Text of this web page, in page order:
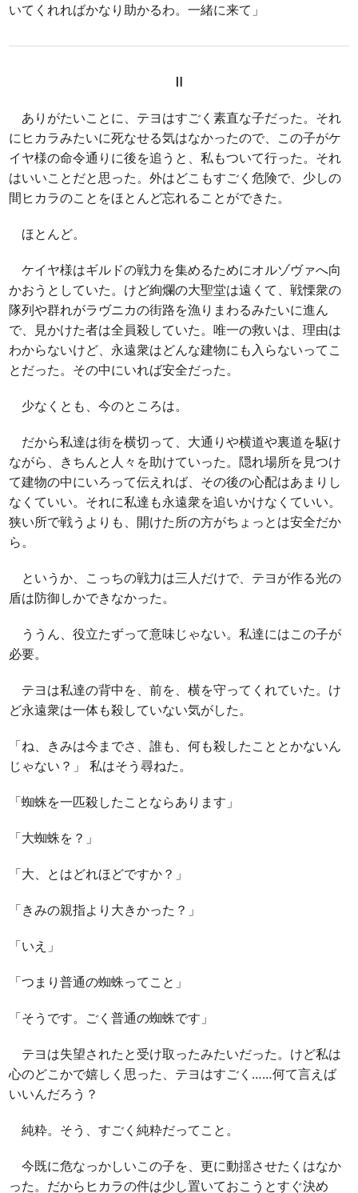
いてくれればかなり助かるわ。一緒に来て」
Ⅱ
ありがたいことに、テヨはすごく素直な子だった。それ
にヒカラみたいに死なせる気はなかったので、この子がケ
イヤ様の命令通りに後を追うと、私もついて行った。それ
はいいことだと思った。外はどこもすごく危険で、少しの
間ヒカラのことをほとんど忘れることができた。
ほとんど。
ケイヤ様はギルドの戦力を集めるためにオルゾヴァへ向
かおうとしていた。けど絢爛の大聖堂は遠くて、戦慄衆の
隊列や群れがラヴニカの街路を漁りまわるみたいに進ん
で、見かけた者は全員殺していた。唯一の救いは、理由は
わからないけど、永遠衆はどんな建物にも入らないってこ
とだった。その中にいれば安全だった。
少なくとも、今のところは。
だから私達は街を横切って、大通りや横道や裏道を駆け
ながら、きちんと人々を助けていった。隠れ場所を見つけ
て建物の中にいろって伝えれば、その後の心配はあまりし
なくていい。それに私達も永遠衆を追いかけなくていい。
狭い所で戦うよりも、開けた所の方がちょっとは安全だか
ら。
というか、こっちの戦力は三人だけで、テヨが作る光の
盾は防御しかできなかった。
ううん、役立たずって意味じゃない。私達にはこの子が
必要。
テヨは私達の背中を、前を、横を守ってくれていた。け
ど永遠衆は一体も殺していない気がした。
「ね、きみは今までさ、誰も、何も殺したこととかないん
じゃない？」 私はそう尋ねた。
「蜘蛛を一匹殺したことならあります」
「大蜘蛛を？」
「大、とはどれほどですか？」
「きみの親指より大きかった？」
「いえ」
「つまり普通の蜘蛛ってこと」
「そうです。ごく普通の蜘蛛です」
テヨは失望されたと受け取ったみたいだった。けど私は
心のどこかで嬉しく思った、テヨはすごく……何て言えば
いいんだろう？
純粋。そう、すごく純粋だってこと。
今既に危なっかしいこの子を、更に動揺させたくはなか
った。だからヒカラの件は少し置いておこうとすぐ決め